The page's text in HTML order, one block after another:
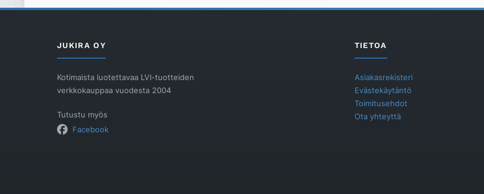
RONDO
SMART-
SMART-
1200
määrä
JUKIRA OY
Kotimaista luotettavaa LVI-tuotteiden
verkkokauppaa vuodesta 2004
Tutustu myös
Facebook
TIETOA
Asiakasrekisteri
Evästekäytäntö
Toimitusehdot
Ota yhteyttä